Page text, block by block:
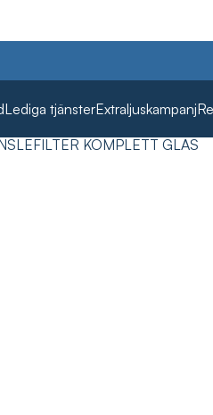
Lediga tjänsterExtraljuskampanj
KOMPLETT GLAS